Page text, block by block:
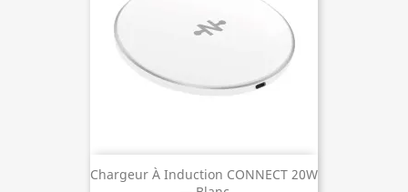
Chargeur À Induction CONNECT 20W